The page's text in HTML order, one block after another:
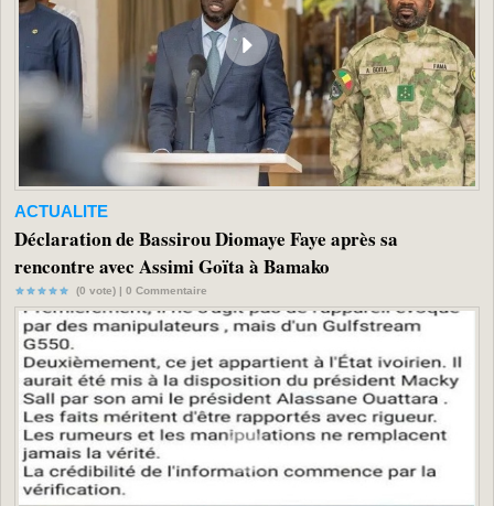
ACTUALITE
Déclaration de Bassirou Diomaye Faye après sa
rencontre avec Assimi Goïta à Bamako
(0 vote) | 0 Commentaire